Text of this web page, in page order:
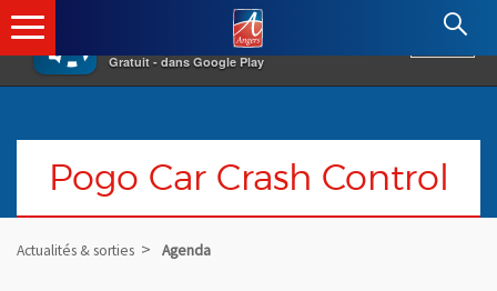
×
Gratuit - dans Google Play
Angers.fr : Retour à l'accueil
Pogo Car Crash Control
Actualités & sorties Agenda